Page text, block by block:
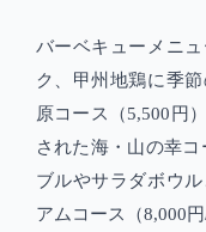
バーベキューメニ
ク、甲州地鶏に季
原コース（5,500円
された海・山の幸
ブルやサラダボウ
アムコース（8,000